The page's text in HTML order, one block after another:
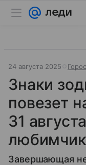
24 августа 2025
Знаки
повезет
31
Завершающая